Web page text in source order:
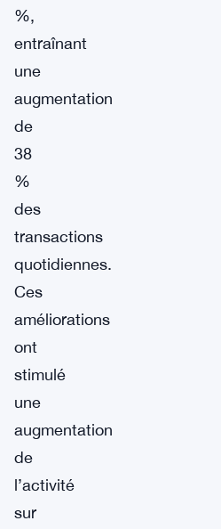
%,
entraînant
une
augmentation
de
38
%
des
transactions
quotidiennes.
Ces
améliorations
ont
stimulé
une
augmentation
de
l’activité
sur